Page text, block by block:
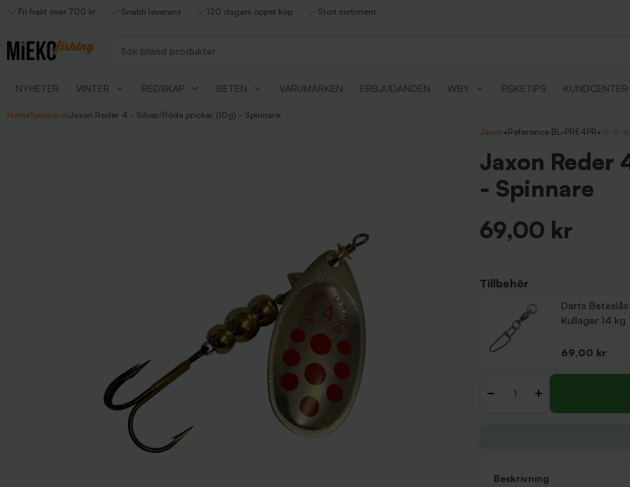
Fri frakt över 700 kr Snabb leverans 120 dagars öppet köp Stort sortiment
NYHETER VINTER REDSKAP BETEN VARUMÄRKEN ERBJUDANDEN WBY FISKETIPS KUNDCENTER
Hem›Spinnare›Jaxon Reder 4 - Silver/Röda prickar (10g) - Spinnare
Jaxon•Reference BL-PRE4PR•
Jaxon Reder
- Spinnare
69,00 kr
Tillbehör
Darts
Kullager 14 kg
Pris
69,00 kr
Wiggler Quick
Pris
Beteslås
Pris
- +
Beskrivning